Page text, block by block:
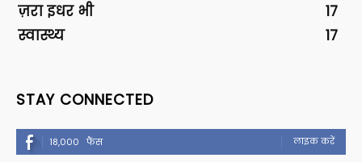
ज़रा इधर भी
17
स्वास्थ्य
17
STAY CONNECTED
18,000 फैंस लाइक करें